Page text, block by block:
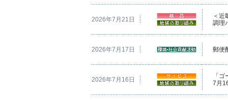
2026年7月21日
＜近
調理
2026年7月17日 郵便
2026年7月16日
「
7月